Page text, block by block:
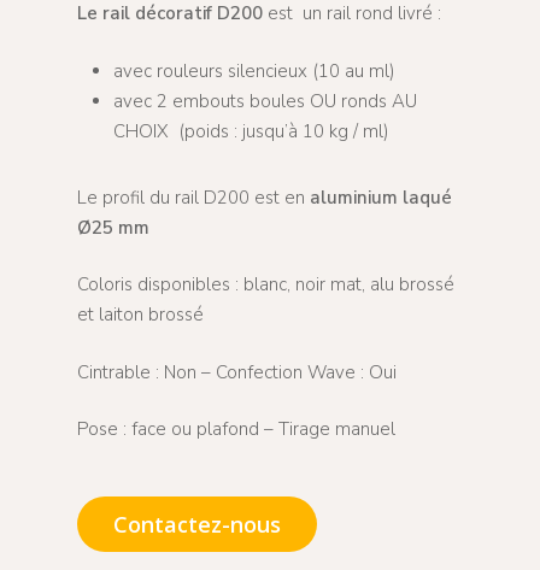
Le rail décoratif D200 est un rail rond livré :
avec rouleurs silencieux (10 au ml)
avec 2 embouts boules OU ronds AU
CHOIX (poids : jusqu’à 10 kg / ml)
Le profil du rail D200 est en aluminium laqué
Ø25 mm
Coloris disponibles : blanc, noir mat, alu brossé
et laiton brossé
Cintrable : Non – Confection Wave : Oui
Pose : face ou plafond – Tirage manuel
Contactez-nous